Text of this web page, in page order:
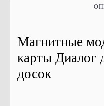
Магнитные
карты Диалог
досок